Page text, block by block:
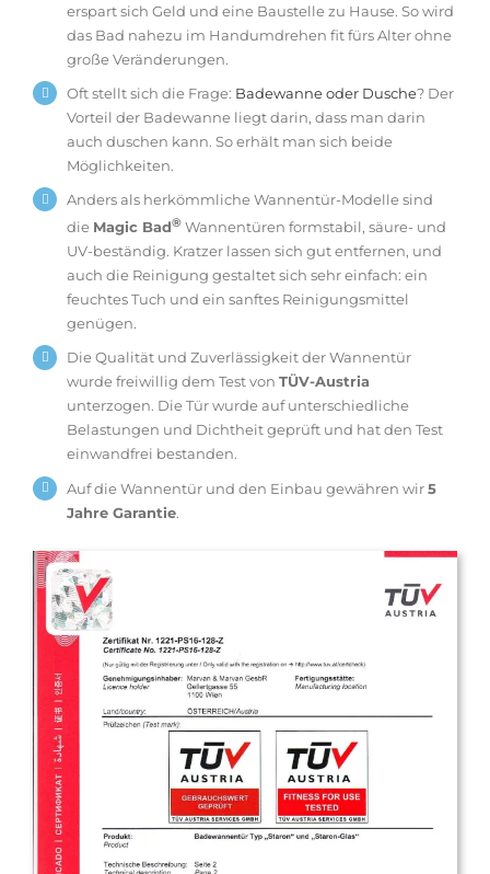
erspart sich Geld und eine Baustelle zu Hause. So wird
das Bad nahezu im Handumdrehen fit fürs Alter ohne
große Veränderungen.
Oft stellt sich die Frage: Badewanne oder Dusche? Der
Vorteil der Badewanne liegt darin, dass man darin
auch duschen kann. So erhält man sich beide
Möglichkeiten.
Anders als herkömmliche Wannentür-Modelle sind
die Magic Bad® Wannentüren formstabil, säure- und
UV-beständig. Kratzer lassen sich gut entfernen, und
auch die Reinigung gestaltet sich sehr einfach: ein
feuchtes Tuch und ein sanftes Reinigungsmittel
genügen.
Die Qualität und Zuverlässigkeit der Wannentür
wurde freiwillig dem Test vonTÜV-Austria
unterzogen. Die Tür wurde auf unterschiedliche
Belastungen und Dichtheit geprüft und hat den Test
einwandfrei bestanden.
Auf die Wannentür und den Einbau gewähren wir5
Jahre Garantie.